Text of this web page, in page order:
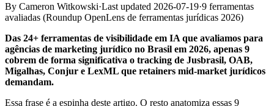
By Cameron Witkowski·Last updated 2026-07-19·9 ferramentas
avaliadas (Roundup OpenLens de ferramentas jurídicas 2026)
Das 24+ ferramentas de visibilidade em IA que avaliamos para
agências de marketing jurídico no Brasil em 2026, apenas 9
cobrem de forma significativa o tracking de Jusbrasil, OAB,
Migalhas, Conjur e LexML que retainers mid-market jurídicos
demandam.
Essa frase é a espinha deste artigo. O resto anatomiza essas 9